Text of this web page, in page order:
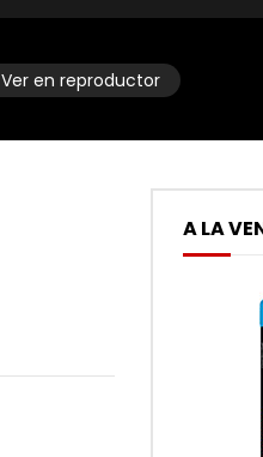
Ver en reproductor
A LA